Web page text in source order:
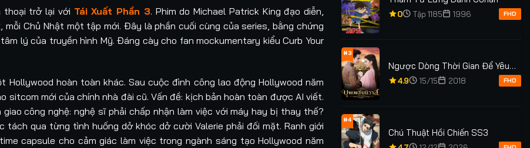
thoại trở lại với Tái Xuất Phần 3. Phim do Michael Patrick King đạo diễn,
mỗi Chủ Nhật một tập mới. Đây là phần cuối cùng của series, bằng chứng
lý của truyền hình Mỹ. Đáng cày cho fan mockumentary kiểu Curb Your
Hollywood hoàn toàn khác. Sau cuộc đình công lao động Hollywood năm
mới của chính nhà đài cũ. Vấn đề: kịch bản hoàn toàn được AI viết.
công nghệ: nghệ sĩ phải chấp nhận làm việc với máy hay bị thay thế?
tách qua từng tình huống dở khóc dở cười Valerie phải đối mặt. Ranh giới
capsule cho cảm giác làm việc trong ngành sáng tạo Hollywood năm
0 Tập 1185 1996 FHD
#3
Ngược Dòng Thời Gian Để Yêu
Anh Phần 1
4.9 15/15 2018 FHD
#4
Chú Thuật Hồi Chiến SS3